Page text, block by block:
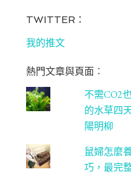
bo
ok
ag
m
n
l
TWITTER：
我的推文
熱門文章與頁面︰
不需CO2
的水草四
陽明柳
鼠婦怎麼
巧，最完